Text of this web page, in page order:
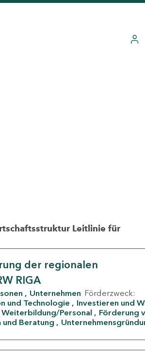
Leitlinie für
der regionalen
RIGA
Unternehmen Förderzweck:
und Technologie
Investieren und
Personal
Förderung
und Beratung